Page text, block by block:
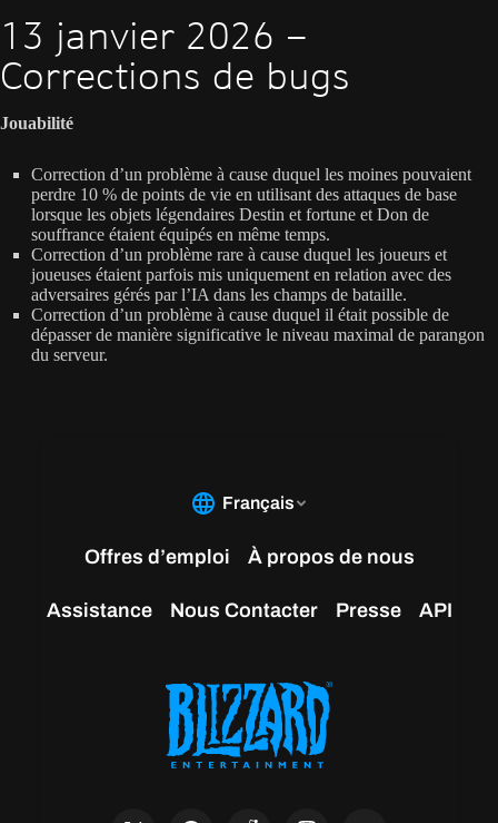
13 janvier 2026 –
Corrections de bugs
Jouabilité
Correction d’un problème à cause duquel les moines pouvaient
perdre 10 % de points de vie en utilisant des attaques de base
lorsque les objets légendaires Destin et fortune et Don de
souffrance étaient équipés en même temps.
Correction d’un problème rare à cause duquel les joueurs et
joueuses étaient parfois mis uniquement en relation avec des
adversaires gérés par l’IA dans les champs de bataille.
Correction d’un problème à cause duquel il était possible de
dépasser de manière significative le niveau maximal de parangon
du serveur.